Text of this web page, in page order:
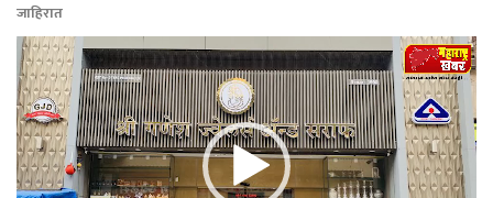
जाहिरात
Video
Player